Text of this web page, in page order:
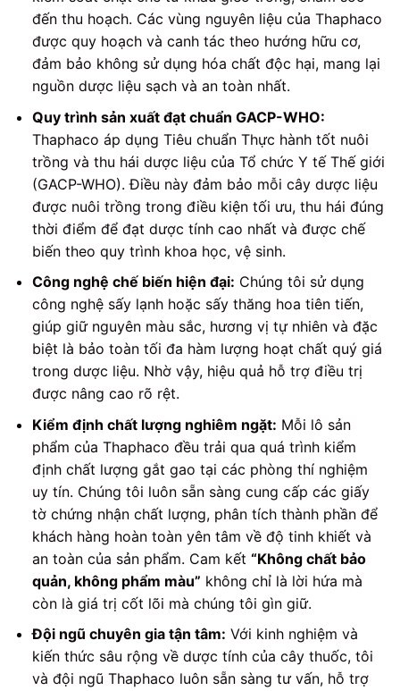
đến thu hoạch. Các vùng nguyên liệu của Thaphaco
được quy hoạch và canh tác theo hướng hữu cơ,
đảm bảo không sử dụng hóa chất độc hại, mang lại
nguồn dược liệu sạch và an toàn nhất.
Quy trình sản xuất đạt chuẩn GACP-WHO:
Thaphaco áp dụng Tiêu chuẩn Thực hành tốt nuôi
trồng và thu hái dược liệu của Tổ chức Y tế Thế giới
(GACP-WHO). Điều này đảm bảo mỗi cây dược liệu
được nuôi trồng trong điều kiện tối ưu, thu hái đúng
thời điểm để đạt dược tính cao nhất và được chế
biến theo quy trình khoa học, vệ sinh.
Công nghệ chế biến hiện đại: Chúng tôi sử dụng
công nghệ sấy lạnh hoặc sấy thăng hoa tiên tiến,
giúp giữ nguyên màu sắc, hương vị tự nhiên và đặc
biệt là bảo toàn tối đa hàm lượng hoạt chất quý giá
trong dược liệu. Nhờ vậy, hiệu quả hỗ trợ điều trị
được nâng cao rõ rệt.
Kiểm định chất lượng nghiêm ngặt: Mỗi lô sản
phẩm của Thaphaco đều trải qua quá trình kiểm
định chất lượng gắt gao tại các phòng thí nghiệm
uy tín. Chúng tôi luôn sẵn sàng cung cấp các giấy
tờ chứng nhận chất lượng, phân tích thành phần để
khách hàng hoàn toàn yên tâm về độ tinh khiết và
an toàn của sản phẩm. Cam kết “Không chất bảo
quản, không phẩm màu” không chỉ là lời hứa mà
còn là giá trị cốt lõi mà chúng tôi gìn giữ.
Đội ngũ chuyên gia tận tâm: Với kinh nghiệm và
kiến thức sâu rộng về dược tính của cây thuốc, tôi
và đội ngũ Thaphaco luôn sẵn sàng tư vấn, hỗ trợ